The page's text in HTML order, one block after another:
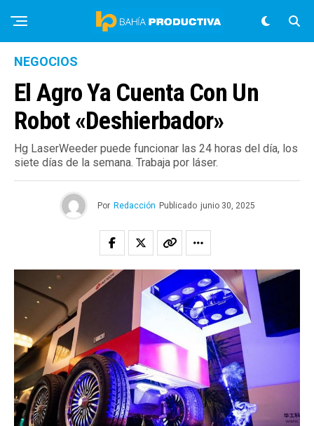
NEGOCIOS
El Agro Ya Cuenta Con Un
Robot «deshierbador»
Hg LaserWeeder puede funcionar las 24 horas del día, los
siete días de la semana. Trabaja por láser.
Por Redacción Publicado junio 30, 2025